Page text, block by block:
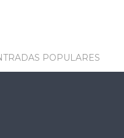
POPULARES